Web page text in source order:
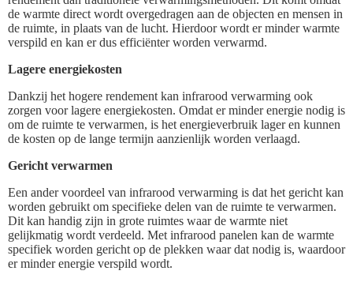
de warmte direct wordt overgedragen aan de objecten en mensen in
de ruimte, in plaats van de lucht. Hierdoor wordt er minder warmte
verspild en kan er dus efficiënter worden verwarmd.
Lagere energiekosten
Dankzij het hogere rendement kan infrarood verwarming ook
zorgen voor lagere energiekosten. Omdat er minder energie nodig is
om de ruimte te verwarmen, is het energieverbruik lager en kunnen
de kosten op de lange termijn aanzienlijk worden verlaagd.
Gericht verwarmen
Een ander voordeel van infrarood verwarming is dat het gericht kan
worden gebruikt om specifieke delen van de ruimte te verwarmen.
Dit kan handig zijn in grote ruimtes waar de warmte niet
gelijkmatig wordt verdeeld. Met infrarood panelen kan de warmte
specifiek worden gericht op de plekken waar dat nodig is, waardoor
er minder energie verspild wordt.